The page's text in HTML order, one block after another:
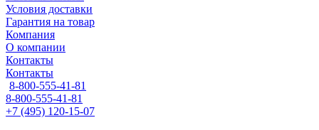
Условия доставки
Гарантия на товар
Компания
О компании
Контакты
Контакты
8-800-555-41-81
8-800-555-41-81
+7 (495) 120-15-07